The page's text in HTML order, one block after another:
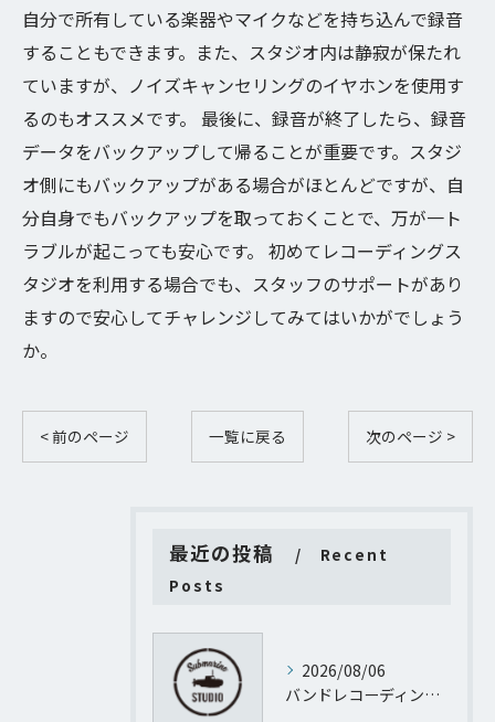
自分で所有している楽器やマイクなどを持ち込んで録音
することもできます。また、スタジオ内は静寂が保たれ
ていますが、ノイズキャンセリングのイヤホンを使用す
るのもオススメです。 最後に、録音が終了したら、録音
データをバックアップして帰ることが重要です。スタジ
オ側にもバックアップがある場合がほとんどですが、自
分自身でもバックアップを取っておくことで、万が一ト
ラブルが起こっても安心です。 初めてレコーディングス
タジオを利用する場合でも、スタッフのサポートがあり
ますので安心してチャレンジしてみてはいかがでしょう
か。
< 前のページ 一覧に戻る 次のページ >
最近の投稿
Recent
Posts
2026/08/06
バンドレコーディング質問に渋谷サクラステージＳＨＩＢＵＹＡサイドＳＨＩＢＵＹＡタワー地階から徹底回答